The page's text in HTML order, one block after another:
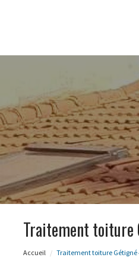
Traitement toiture
Accueil Traitement toiture Gétigné